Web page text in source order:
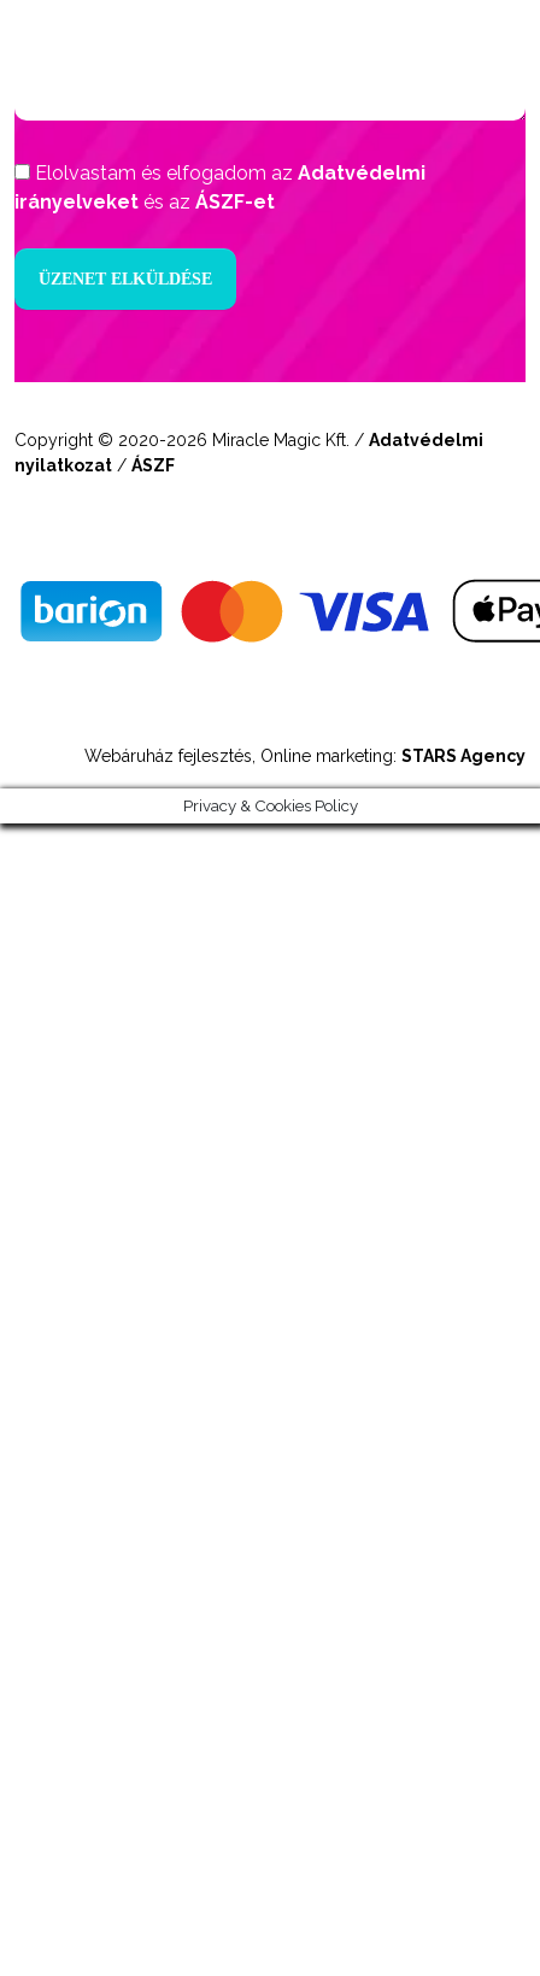
Elolvastam és elfogadom az Adatvédelmi
irányelveket és az ÁSZF-et
Copyright © 2020-2026 Miracle Magic Kft. / Adatvédelmi
nyilatkozat / ÁSZF
Webáruház fejlesztés, Online marketing: STARS Agency
Privacy & Cookies Policy